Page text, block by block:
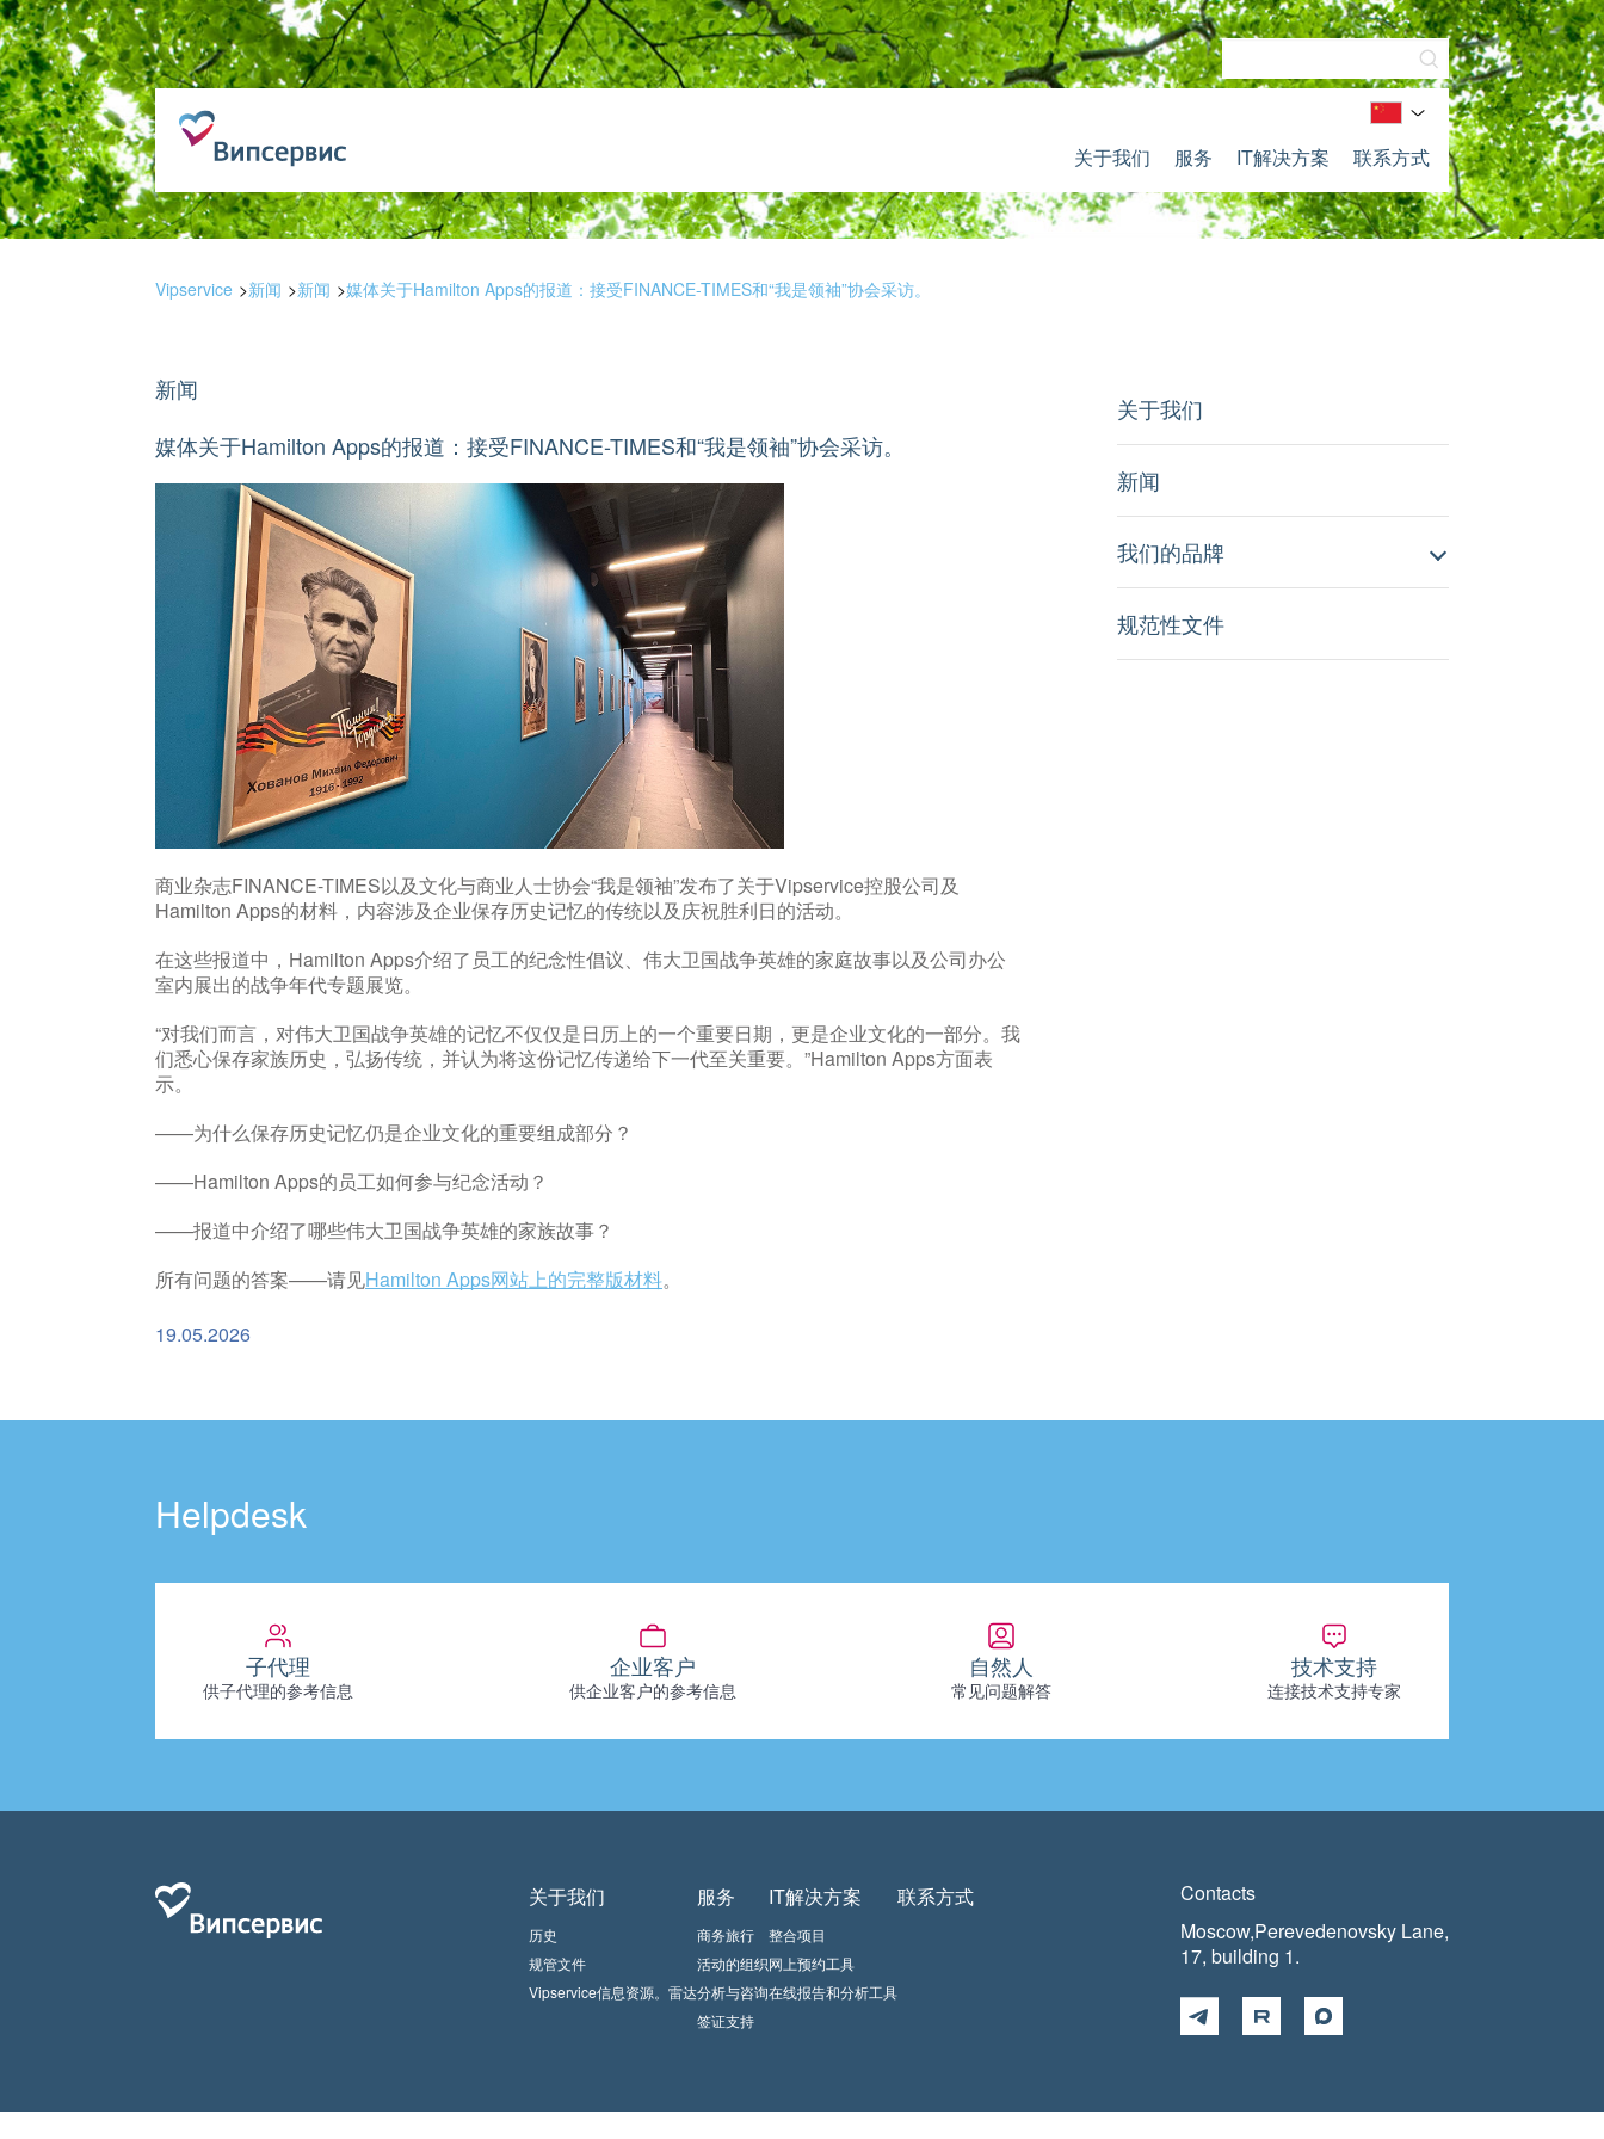
关于我们 服务 IT解决方案 联系方式
Vipservice 新闻 新闻 媒体关于Hamilton Apps的报道：接受FINANCE-TIMES和“我是领袖”协会采访。
新闻
媒体关于Hamilton Apps的报道：接受FINANCE-TIMES和“我是领袖”协会采访。
商业杂志FINANCE-TIMES以及文化与商业人士协会“我是领袖”发布了关于Vipservice控股公司及
Hamilton Apps的材料，内容涉及企业保存历史记忆的传统以及庆祝胜利日的活动。
在这些报道中，Hamilton Apps介绍了员工的纪念性倡议、伟大卫国战争英雄的家庭故事以及公司办公
室内展出的战争年代专题展览。
“对我们而言，对伟大卫国战争英雄的记忆不仅仅是日历上的一个重要日期，更是企业文化的一部分。我
们悉心保存家族历史，弘扬传统，并认为将这份记忆传递给下一代至关重要。”Hamilton Apps方面表
示。
——为什么保存历史记忆仍是企业文化的重要组成部分？
——Hamilton Apps的员工如何参与纪念活动？
——报道中介绍了哪些伟大卫国战争英雄的家族故事？
所有问题的答案——请见Hamilton Apps网站上的完整版材料。
19.05.2026
关于我们
新闻
我们的品牌
规范性文件
Helpdesk
子代理
供子代理的参考信息
企业客户
供企业客户的参考信息
自然人
常见问题解答
技术支持
连接技术支持专家
关于我们
历史
规管文件
Vipservice信息资源。雷达
服务
商务旅行
活动的组织
分析与咨询
签证支持
IT解决方案
整合项目
网上预约工具
在线报告和分析工具
联系方式
Contacts
Moscow,Perevedenovsky Lane,
17, building 1.